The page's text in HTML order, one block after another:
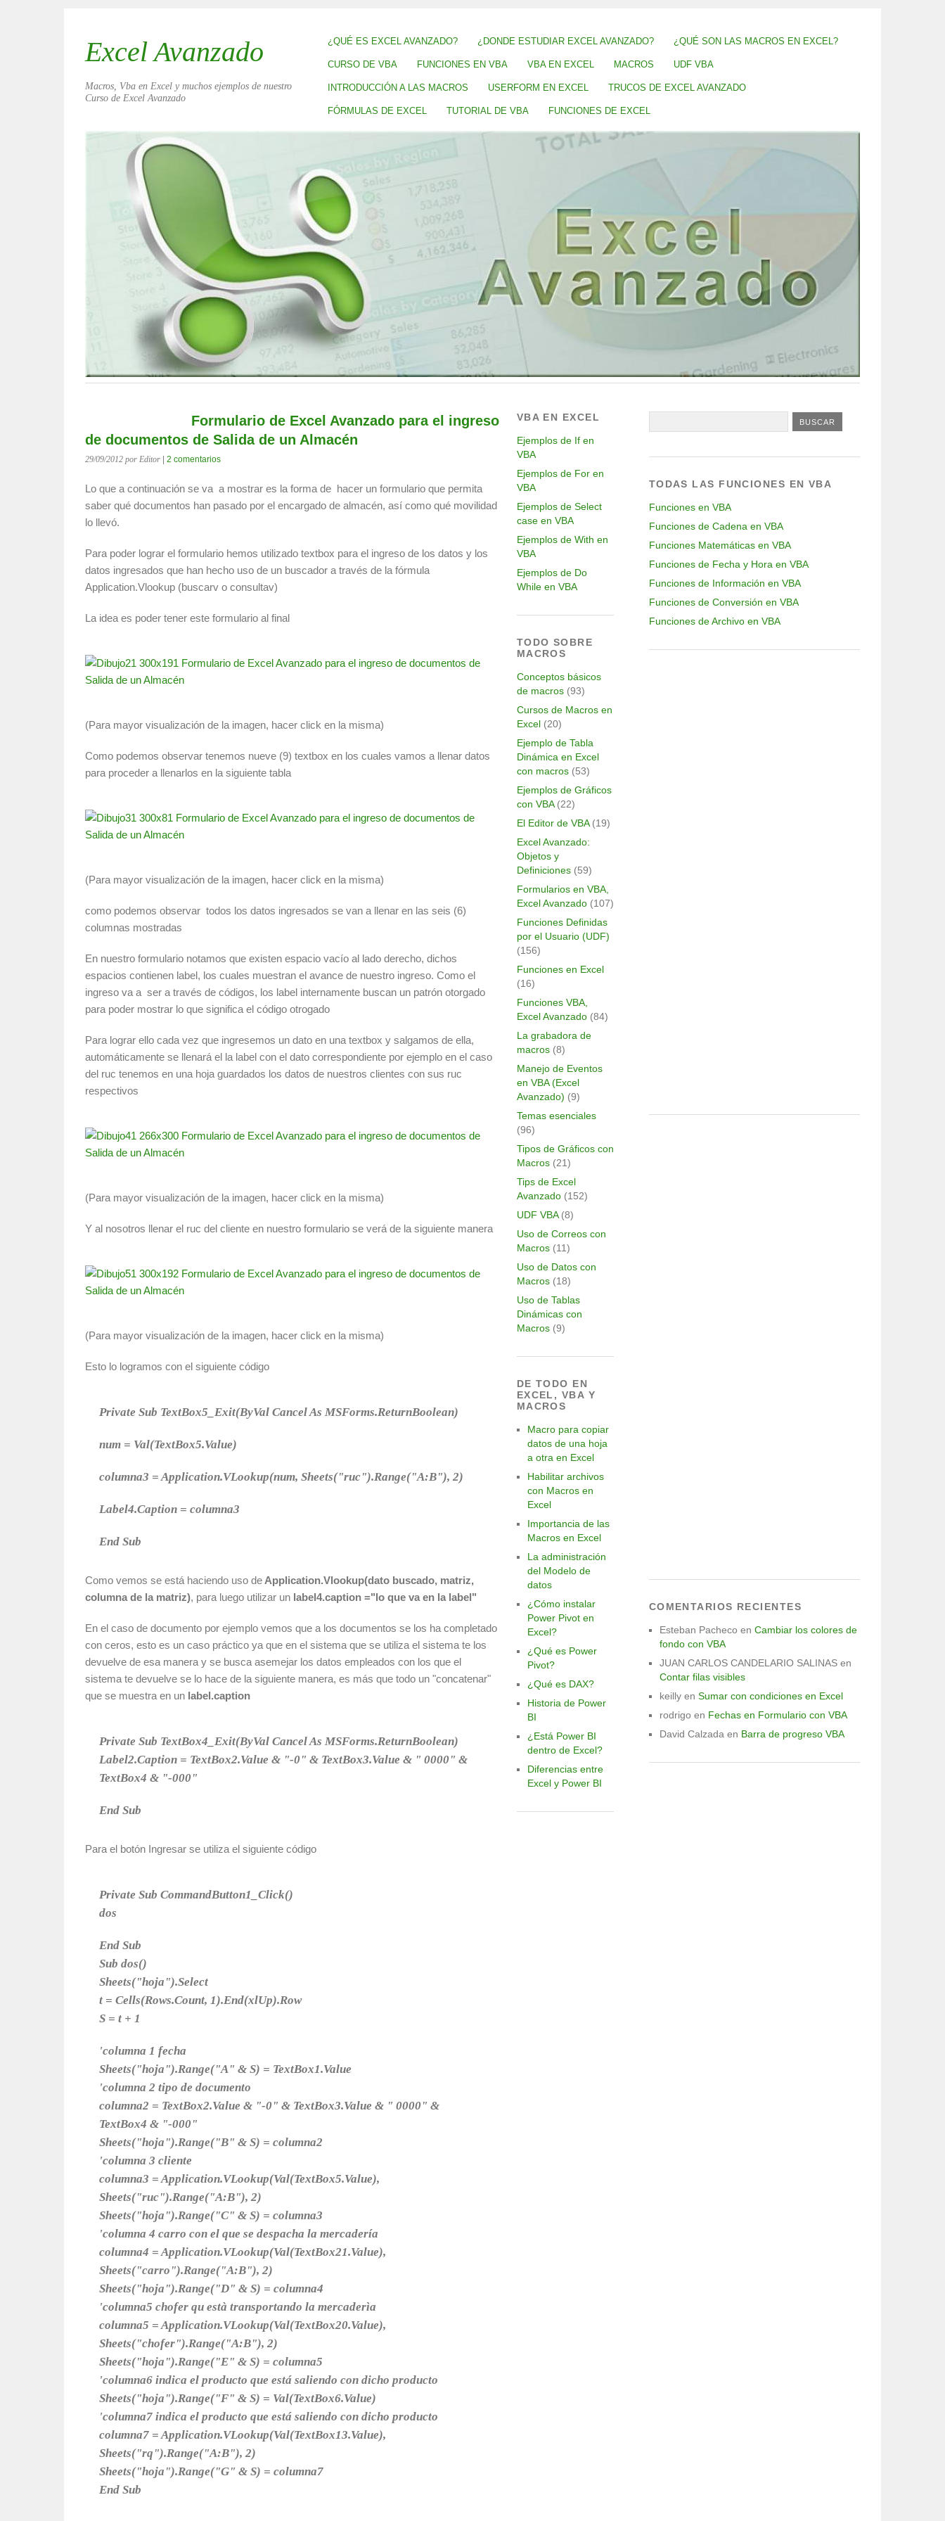
¿QUÉ ES EXCEL AVANZADO? ¿DONDE ESTUDIAR EXCEL AVANZADO? ¿QUÉ SON LAS MACROS EN EXCEL?
CURSO DE VBA FUNCIONES EN VBA VBA EN EXCEL MACROS UDF VBA
INTRODUCCIÓN A LAS MACROS USERFORM EN EXCEL TRUCOS DE EXCEL AVANZADO
FÓRMULAS DE EXCEL TUTORIAL DE VBA FUNCIONES DE EXCEL
Excel Avanzado
Macros, Vba en Excel y muchos ejemplos de nuestro
Curso de Excel Avanzado
Formulario de Excel Avanzado para el ingreso
de documentos de Salida de un Almacén
29/09/2012 por Editor 2 comentarios
Lo que a continuación se va a mostrar es la forma de hacer un formulario que permita
saber qué documentos han pasado por el encargado de almacén, así como qué movilidad
lo llevó.
Para poder lograr el formulario hemos utilizado textbox para el ingreso de los datos y los
datos ingresados que han hecho uso de un buscador a través de la fórmula
Application.Vlookup (buscarv o consultav)
La idea es poder tener este formulario al final
(Para mayor visualización de la imagen, hacer click en la misma)
Como podemos observar tenemos nueve (9) textbox en los cuales vamos a llenar datos
para proceder a llenarlos en la siguiente tabla
(Para mayor visualización de la imagen, hacer click en la misma)
como podemos observar todos los datos ingresados se van a llenar en las seis (6)
columnas mostradas
En nuestro formulario notamos que existen espacio vacío al lado derecho, dichos
espacios contienen label, los cuales muestran el avance de nuestro ingreso. Como el
ingreso va a ser a través de códigos, los label internamente buscan un patrón otorgado
para poder mostrar lo que significa el código otrogado
Para lograr ello cada vez que ingresemos un dato en una textbox y salgamos de ella,
automáticamente se llenará el la label con el dato correspondiente por ejemplo en el caso
del ruc tenemos en una hoja guardados los datos de nuestros clientes con sus ruc
respectivos
(Para mayor visualización de la imagen, hacer click en la misma)
Y al nosotros llenar el ruc del cliente en nuestro formulario se verá de la siguiente manera
(Para mayor visualización de la imagen, hacer click en la misma)
Esto lo logramos con el siguiente código
Private Sub TextBox5_Exit(ByVal Cancel As MSForms.ReturnBoolean)
num = Val(TextBox5.Value)
columna3 = Application.VLookup(num, Sheets("ruc").Range("A:B"), 2)
Label4.Caption = columna3
End Sub
Como vemos se está haciendo uso de Application.Vlookup(dato buscado, matriz,
columna de la matriz), para luego utilizar un label4.caption ="lo que va en la label"
En el caso de documento por ejemplo vemos que a los documentos se los ha completado
con ceros, esto es un caso práctico ya que en el sistema que se utiliza el sistema te los
devuelve de esa manera y se busca asemejar los datos empleados con los que el
sistema te devuelve se lo hace de la siguiente manera, es más que todo un "concatenar"
que se muestra en un label.caption
Private Sub TextBox4_Exit(ByVal Cancel As MSForms.ReturnBoolean)
Label2.Caption = TextBox2.Value & "-0" & TextBox3.Value & " 0000" &
TextBox4 & "-000"
End Sub
Para el botón Ingresar se utiliza el siguiente código
Private Sub CommandButton1_Click()
dos
End Sub
Sub dos()
Sheets("hoja").Select
t = Cells(Rows.Count, 1).End(xlUp).Row
S = t + 1
'columna 1 fecha
Sheets("hoja").Range("A" & S) = TextBox1.Value
'columna 2 tipo de documento
columna2 = TextBox2.Value & "-0" & TextBox3.Value & " 0000" &
TextBox4 & "-000"
Sheets("hoja").Range("B" & S) = columna2
'columna 3 cliente
columna3 = Application.VLookup(Val(TextBox5.Value),
Sheets("ruc").Range("A:B"), 2)
Sheets("hoja").Range("C" & S) = columna3
'columna 4 carro con el que se despacha la mercadería
columna4 = Application.VLookup(Val(TextBox21.Value),
Sheets("carro").Range("A:B"), 2)
Sheets("hoja").Range("D" & S) = columna4
'columna5 chofer qu està transportando la mercaderìa
columna5 = Application.VLookup(Val(TextBox20.Value),
Sheets("chofer").Range("A:B"), 2)
Sheets("hoja").Range("E" & S) = columna5
'columna6 indica el producto que está saliendo con dicho producto
Sheets("hoja").Range("F" & S) = Val(TextBox6.Value)
'columna7 indica el producto que está saliendo con dicho producto
columna7 = Application.VLookup(Val(TextBox13.Value),
Sheets("rq").Range("A:B"), 2)
Sheets("hoja").Range("G" & S) = columna7
End Sub
VBA EN EXCEL
Ejemplos de If en
VBA
Ejemplos de For en
VBA
Ejemplos de Select
case en VBA
Ejemplos de With en
VBA
Ejemplos de Do
While en VBA
TODO SOBRE
MACROS
Conceptos básicos
de macros(93)
Cursos de Macros en
Excel(20)
Ejemplo de Tabla
Dinámica en Excel
con macros(53)
Ejemplos de Gráficos
con VBA(22)
El Editor de VBA(19)
Excel Avanzado:
Objetos y
Definiciones(59)
Formularios en VBA,
Excel Avanzado(107)
Funciones Definidas
por el Usuario (UDF)
(156)
Funciones en Excel
(16)
Funciones VBA,
Excel Avanzado(84)
La grabadora de
macros(8)
Manejo de Eventos
en VBA (Excel
Avanzado) (9)
Temas esenciales
(96)
Tipos de Gráficos con
Macros(21)
Tips de Excel
Avanzado(152)
UDF VBA(8)
Uso de Correos con
Macros(11)
Uso de Datos con
Macros(18)
Uso de Tablas
Dinámicas con
Macros(9)
DE TODO EN
EXCEL, VBA Y
MACROS
Macro para copiar
datos de una hoja
a otra en Excel
Habilitar archivos
con Macros en
Excel
Importancia de las
Macros en Excel
La administración
del Modelo de
datos
¿Cómo instalar
Power Pivot en
Excel?
¿Qué es Power
Pivot?
¿Qué es DAX?
Historia de Power
BI
¿Está Power BI
dentro de Excel?
Diferencias entre
Excel y Power BI
TODAS LAS FUNCIONES EN VBA
Funciones en VBA
Funciones de Cadena en VBA
Funciones Matemáticas en VBA
Funciones de Fecha y Hora en VBA
Funciones de Información en VBA
Funciones de Conversión en VBA
Funciones de Archivo en VBA
COMENTARIOS RECIENTES
Esteban Pacheco en Cambiar los colores de
fondo con VBA
JUAN CARLOS CANDELARIO SALINASen
Contar filas visibles
keillyen Sumar con condiciones en Excel
rodrigo en Fechas en Formulario con VBA
David Calzada en Barra de progreso VBA